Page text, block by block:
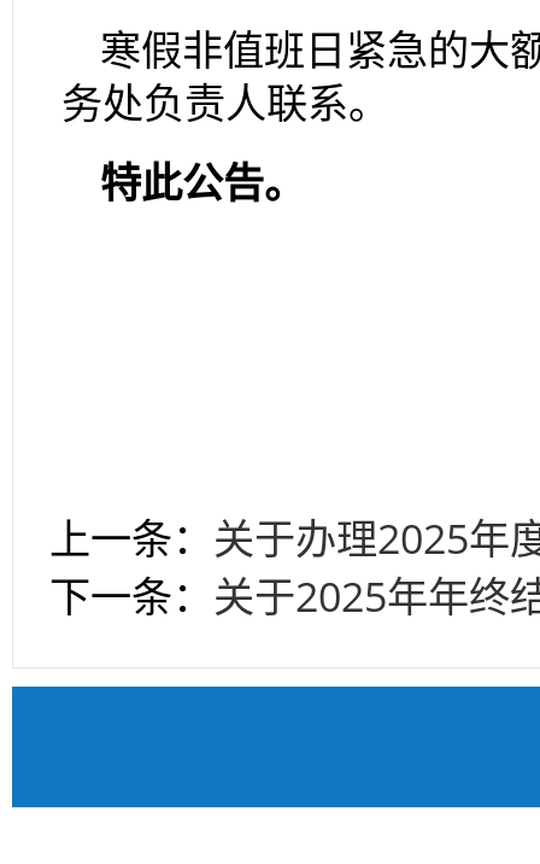
寒假非值班日紧急的大
务处负责人联系。
特此公告。
上一条： 关于办理2025年
下一条： 关于2025年年终